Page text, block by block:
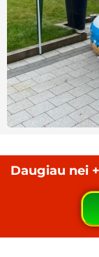
Daugiau nei